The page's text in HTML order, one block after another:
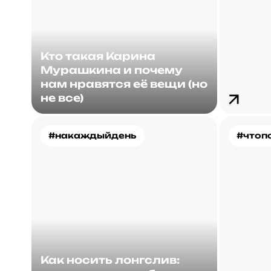
Кто такая Карина
Мурашкина и почему
нам нравятся её вещи (но
не все)
#накаждыйдень
Как носить лонгслив: